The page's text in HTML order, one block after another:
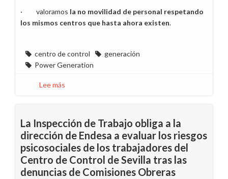
· valoramos la no movilidad de personal respetando
los mismos centros que hasta ahora existen.
centro de control
generación
Power Generation
Lee más
la
nueva
organización
de
los
centros
La Inspección de Trabajo obliga a la
dirección de Endesa a evaluar los riesgos
psicosociales de los trabajadores del
Centro de Control de Sevilla tras las
denuncias de Comisiones Obreras